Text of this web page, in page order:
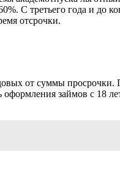
С третьего года и до
отсрочки.
от суммы
займов с 18